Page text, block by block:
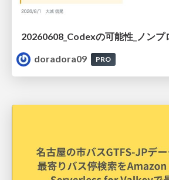
doradora09
PRO